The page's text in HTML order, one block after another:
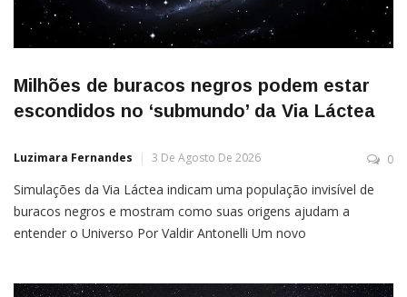
Milhões de buracos negros podem estar
escondidos no ‘submundo’ da Via Láctea
Luzimara Fernandes 3 De Agosto De 2026 0
Simulações da Via Láctea indicam uma população invisível de
buracos negros e mostram como suas origens ajudam a
entender o Universo Por Valdir Antonelli Um novo